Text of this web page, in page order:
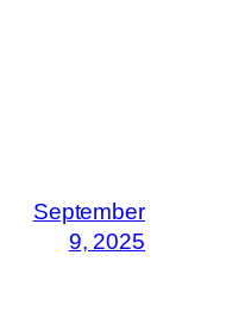
September
9, 2025